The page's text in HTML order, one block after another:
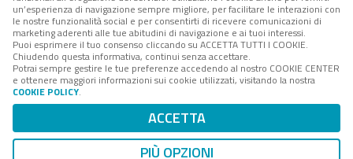
Stentella
FPA s.r.l. è società soggetta a Direzione e
Coordinamento da parte di Digital360 S.p.A. - FPA s.r.l.
è un'azienda certificata per il sistema di management
Codice Fiscale/Partita IVA n. 10693191008 - R.E.A. Roma
n. 1249791. ISP AWS
Mappa del sito
un’esperienza di navigazione sempre migliore, per facilitare le interazioni con
le nostre funzionalità social e per consentirti di ricevere comunicazioni di
marketing aderenti alle tue abitudini di navigazione e ai tuoi interessi.
Puoi esprimere il tuo consenso cliccando su ACCETTA TUTTI I COOKIE.
Chiudendo questa informativa, continui senza accettare.
Potrai sempre gestire le tue preferenze accedendo al nostro COOKIE CENTER
e ottenere maggiori informazioni sui cookie utilizzati, visitando la nostra
COOKIE POLICY.
ACCETTA
PIÙ OPZIONI